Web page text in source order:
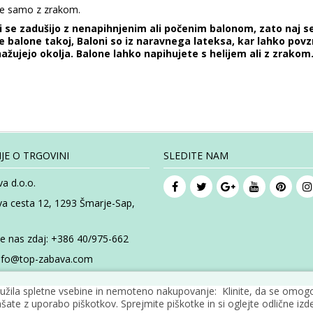
samo z zrakom.
zadušijo z nenapihnjenim ali počenim balonom, zato naj
takoj, Baloni so iz naravnega lateksa, kar lahko
okolja. Balone lahko napihujete s helijem ali z
O TRGOVINI
d.o.o.
cesta 12, 1293 Šmarje-Sap,
nas zdaj: +386 40/975-662
zabava.com
SLEDITE NAM
spletne vsebine in nemoteno nakupovanje: Klinite, da se
z uporabo piškotkov. Sprejmite piškotke in si oglejte odlične